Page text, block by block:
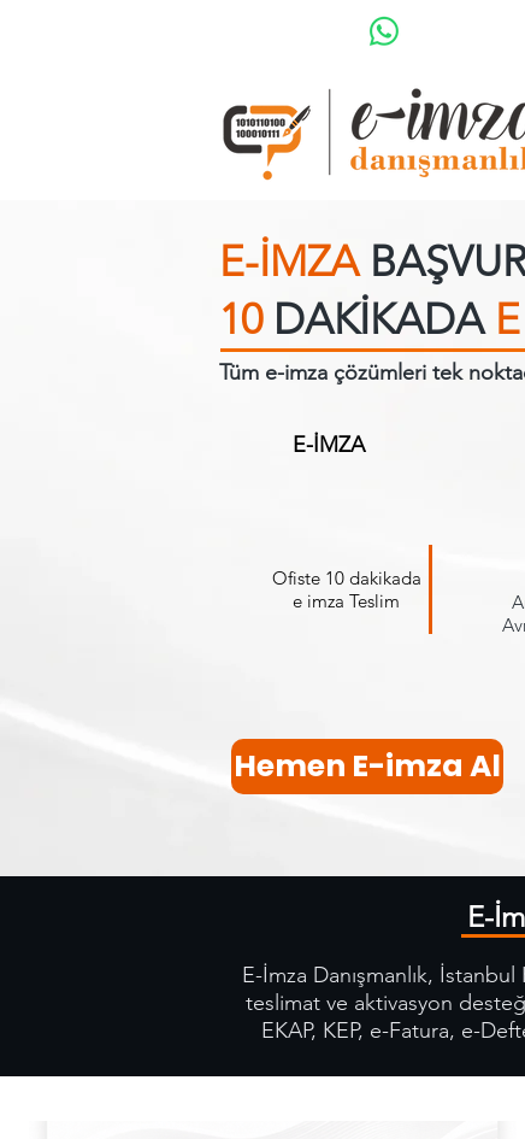
E-İMZA
10 DAKİKADAE
Tüm e-imza çözümleri tek
E-İMZA
Ofiste 10 dakikada
e imza Teslim
Hemen E-imza Al
E-
E-İmza Danışmanlık,
teslimat ve aktivasyon
EKAP, KEP, e-Fatura, e-